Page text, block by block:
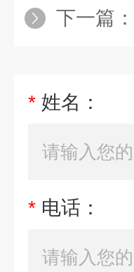
下一篇：
* 姓名：
* 电话：